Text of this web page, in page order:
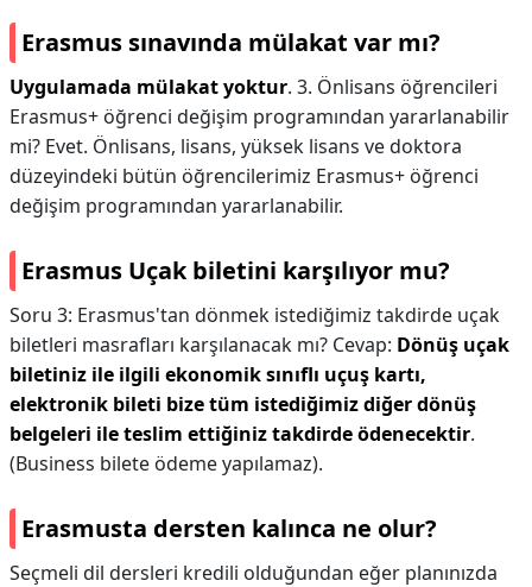
Erasmus sınavında mülakat var mı?
Uygulamada mülakat yoktur. 3. Önlisans öğrencileri
Erasmus+ öğrenci değişim programından yararlanabilir
mi? Evet. Önlisans, lisans, yüksek lisans ve doktora
düzeyindeki bütün öğrencilerimiz Erasmus+ öğrenci
değişim programından yararlanabilir.
Erasmus Uçak biletini karşılıyor mu?
Soru 3: Erasmus'tan dönmek istediğimiz takdirde uçak
biletleri masrafları karşılanacak mı? Cevap: Dönüş uçak
biletiniz ile ilgili ekonomik sınıflı uçuş kartı,
elektronik bileti bize tüm istediğimiz diğer dönüş
belgeleri ile teslim ettiğiniz takdirde ödenecektir.
(Business bilete ödeme yapılamaz).
Erasmusta dersten kalınca ne olur?
Seçmeli dil dersleri kredili olduğundan eğer planınızda